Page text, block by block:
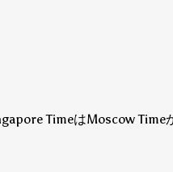
TimeはMoscow Time